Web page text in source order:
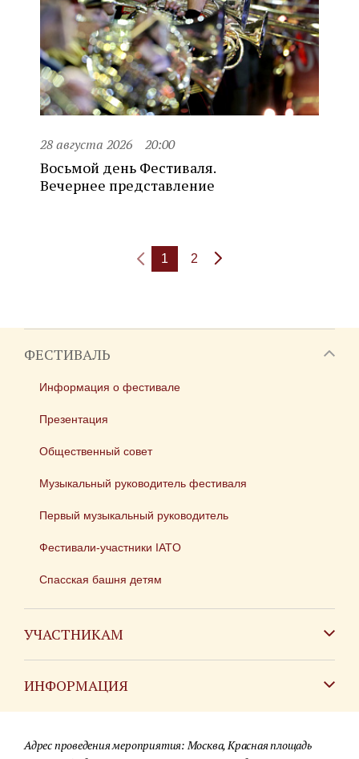
28 августа 2026 20:00
Восьмой день Фестиваля.
Вечернее представление
1 2
ФЕСТИВАЛЬ
Информация о фестивале
Презентация
Общественный совет
Музыкальный руководитель фестиваля
Первый музыкальный руководитель
Фестивали-участники IATO
Спасская башня детям
УЧАСТНИКАМ
ИНФОРМАЦИЯ
Для СМИ
Адрес проведения мероприятия: Москва, Красная площадь